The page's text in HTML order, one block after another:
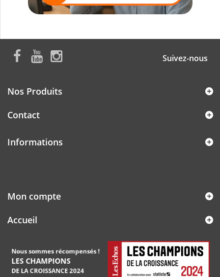
Suivez-nous
Nos Produits
Contact
Informations
Mon compte
Accueil